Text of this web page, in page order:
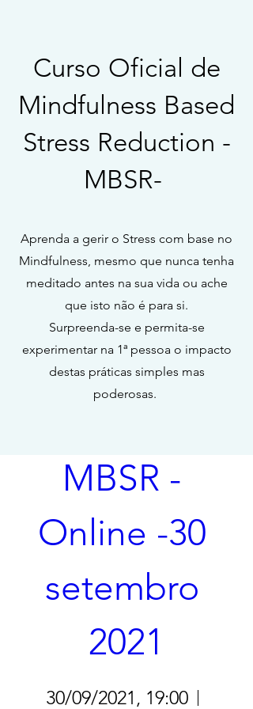
Curso Oficial de
Mindfulness Based
Stress Reduction -
MBSR-
Aprenda a gerir o Stress com base no
Mindfulness, mesmo que nunca tenha
meditado antes na sua vida ou ache
que isto não é para si.
Surpreenda-se e permita-se
experimentar na 1ª pessoa o impacto
destas práticas simples mas
poderosas.
MBSR -
Online -30
setembro
2021
30/09/2021, 19:00